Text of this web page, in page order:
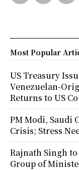
Most Popular
US Treasury
Venezuelan-
Returns to US
PM Modi, Saudi
Crisis; Stress
Rajnath Singh
Group of